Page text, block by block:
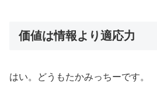
価値は情報より適応力
はい。どうもたかみっちーです。